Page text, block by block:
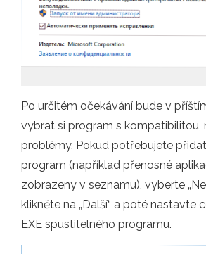
Po určitém očekávání bude v
vybrat si program s kompatibilitou,
problémy. Pokud potřebujete
program (například přenosné
zobrazeny v seznamu), vyberte
klikněte na „Další“ a poté nastavte
EXE spustitelného programu.